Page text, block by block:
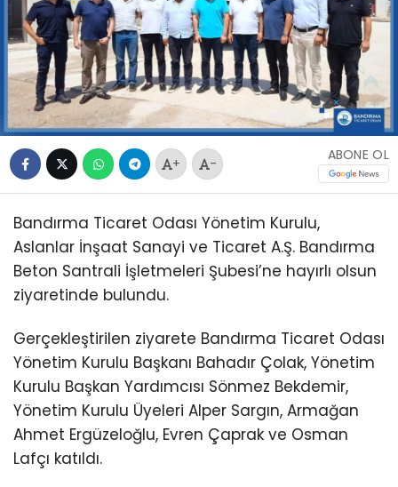
+ -
ABONE OL
Bandırma Ticaret Odası Yönetim Kurulu,
Aslanlar İnşaat Sanayi ve Ticaret A.Ş. Bandırma
Beton Santrali İşletmeleri Şubesi’ne hayırlı olsun
ziyaretinde bulundu.
Gerçekleştirilen ziyarete Bandırma Ticaret Odası
Yönetim Kurulu Başkanı Bahadır Çolak, Yönetim
Kurulu Başkan Yardımcısı Sönmez Bekdemir,
Yönetim Kurulu Üyeleri Alper Sargın, Armağan
Ahmet Ergüzeloğlu, Evren Çaprak ve Osman
Lafçı katıldı.